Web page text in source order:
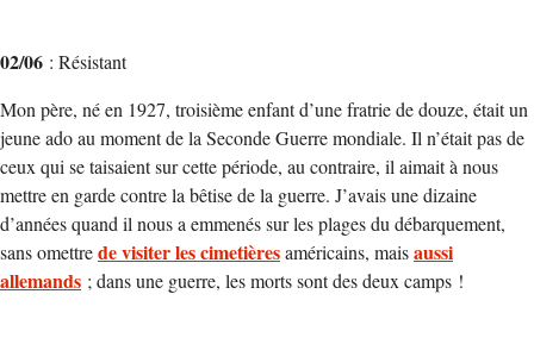
02/06 : Résistant
Mon père, né en 1927, troisième enfant d’une fratrie de douze, était un
jeune ado au moment de la Seconde Guerre mondiale. Il n’était pas de
ceux qui se taisaient sur cette période, au contraire, il aimait à nous
mettre en garde contre la bêtise de la guerre. J’avais une dizaine
d’années quand il nous a emmenés sur les plages du débarquement,
sans omettrede visiter les cimetièresaméricains, maisaussi
allemands ; dans une guerre, les morts sont des deux camps !